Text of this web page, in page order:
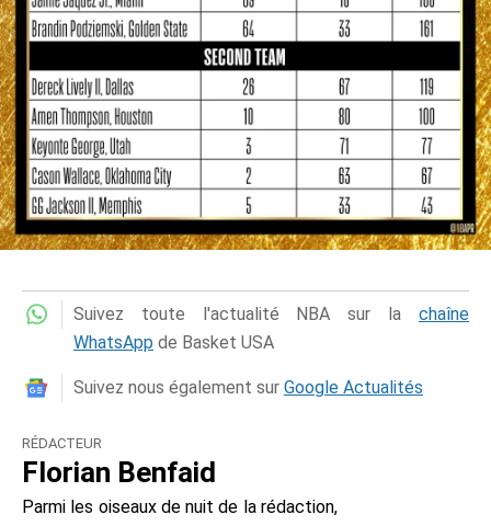
Suivez toute l'actualité NBA sur la chaîne
WhatsApp de Basket USA
Suivez nous également sur Google Actualités
RÉDACTEUR
Florian Benfaid
Parmi les oiseaux de nuit de la rédaction,